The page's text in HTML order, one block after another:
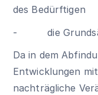
des Bedürftigen
- die
Da in dem
Entwicklungen
nachträgliche